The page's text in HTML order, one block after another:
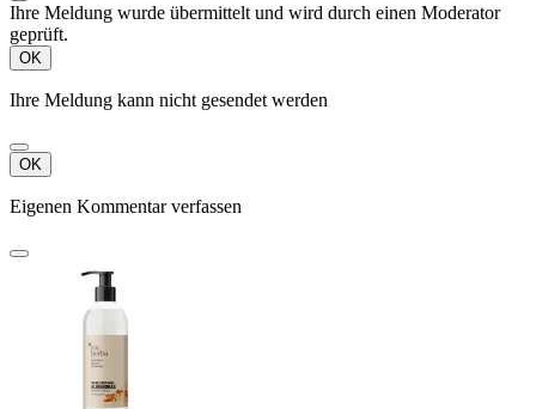
Ihre Meldung wurde übermittelt und wird durch einen Moderator
geprüft.
OK
Ihre Meldung kann nicht gesendet werden
OK
Eigenen Kommentar verfassen